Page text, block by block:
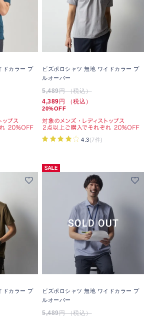
ドカラー プ
ビズポロシャツ 無地 ワイドカラー プ
ルオーバー
5,489円 （税込）
4,389円 （税込）
20%OFF
4.3(7件)
ドカラー プ
ビズポロシャツ 無地 ワイドカラー プ
ルオーバー
5,489円 （税込）